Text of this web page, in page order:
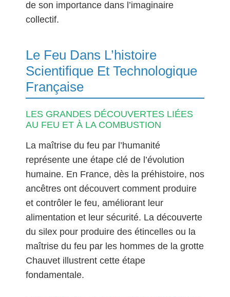
de son importance dans l’imaginaire
collectif.
Le Feu Dans L’histoire
Scientifique Et Technologique
Française
LES GRANDES DÉCOUVERTES LIÉES
AU FEU ET À LA COMBUSTION
La maîtrise du feu par l’humanité
représente une étape clé de l’évolution
humaine. En France, dès la préhistoire, nos
ancêtres ont découvert comment produire
et contrôler le feu, améliorant leur
alimentation et leur sécurité. La découverte
du silex pour produire des étincelles ou la
maîtrise du feu par les hommes de la grotte
Chauvet illustrent cette étape
fondamentale.